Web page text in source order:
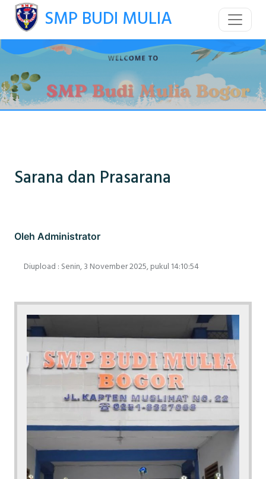
SMP BUDI MULIA
Sarana dan Prasarana
Oleh Administrator
Diupload : Senin, 3 November 2025, pukul 14:10:54